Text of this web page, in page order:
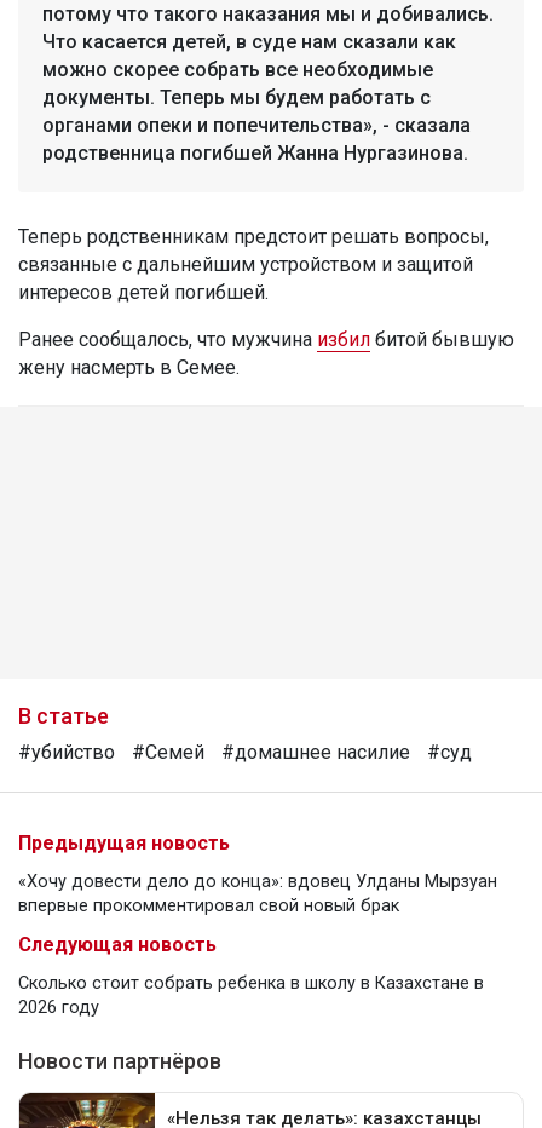
потому что такого наказания мы и добивались.
Что касается детей, в суде нам сказали как
можно скорее собрать все необходимые
документы. Теперь мы будем работать с
органами опеки и попечительства», - сказала
родственница погибшей Жанна Нургазинова.
Теперь родственникам предстоит решать вопросы,
связанные с дальнейшим устройством и защитой
интересов детей погибшей.
Ранее сообщалось, что мужчина избил битой бывшую
жену насмерть в Семее.
В статье
#убийство #Семей #домашнее насилие #суд
Предыдущая новость
«Хочу довести дело до конца»: вдовец Улданы Мырзуан
впервые прокомментировал свой новый брак
Следующая новость
Сколько стоит собрать ребенка в школу в Казахстане в
2026 году